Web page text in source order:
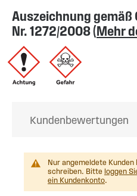
Auszeichnung gemäß
Nr. 1272/2008 (Mehr
Kundenbewertungen
Nur angemeldete
schreiben. Bitte loggen
ein Kundenkonto.